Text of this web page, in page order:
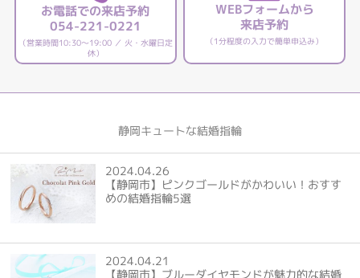
お電話での来店予約
054-221-0221
（営業時間10:30～19:00 ／ 火・水曜日定
休）
WEBフォームから
来店予約
（1分程度の入力で簡単申込み）
静岡キュートな結婚指輪
2024.04.26
【静岡市】ピンクゴールドがかわいい！おすす
めの結婚指輪5選
2024.04.21
【静岡市】ブルーダイヤモンドが魅力的な結婚